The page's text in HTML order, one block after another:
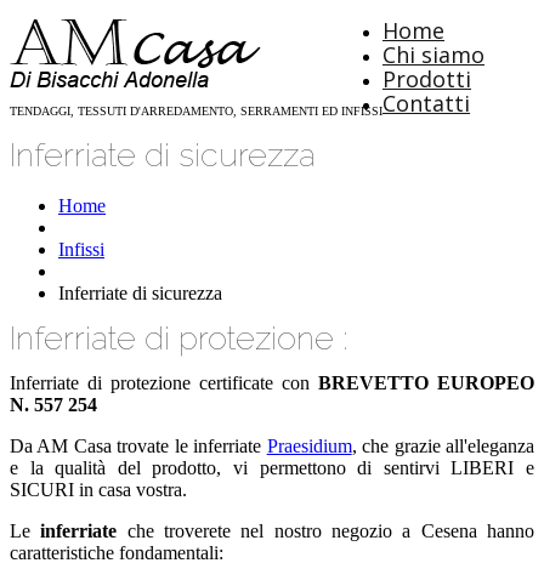
TENDAGGI, TESSUTI D'ARREDAMENTO, SERRAMENTI ED INFISSI
Home
Chi siamo
Prodotti
Contatti
Inferriate di sicurezza
Home
Infissi
Inferriate di sicurezza
Inferriate di protezione :
Inferriate di protezione certificate con BREVETTO EUROPEO
N. 557 254
Da AM Casa trovate le inferriate Praesidium, che grazie all'eleganza
e la qualità del prodotto, vi permettono di sentirvi LIBERI e
SICURI in casa vostra.
Leinferriate che troverete nel nostro negozio a Cesena hanno
caratteristiche fondamentali: